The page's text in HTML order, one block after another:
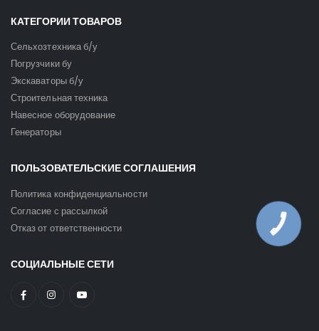
КАТЕГОРИИ ТОВАРОВ
Сельхозтехника б/у
Погрузчики бу
Экскаваторы б/у
Строительная техника
Навесное оборудование
Генераторы
ПОЛЬЗОВАТЕЛЬСКИЕ СОГЛАШЕНИЯ
Политика конфиденциальности
Согласие с рассылкой
Отказ от ответственности
СОЦИАЛЬНЫЕ СЕТИ
КНОПКА
ЗВ'ЯЗКУ